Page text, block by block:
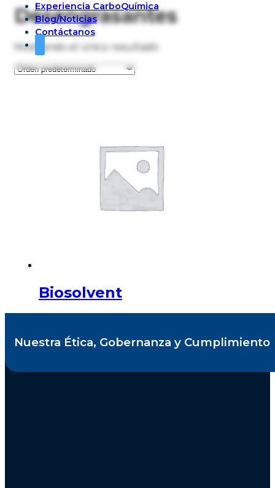
Experiencia CarboQuímica
Blog/Noticias
Contáctanos
Desengrasantes
Mostrando el único resultado
Biosolvent
Nuestra Ética, Gobernanza y Cumplimiento